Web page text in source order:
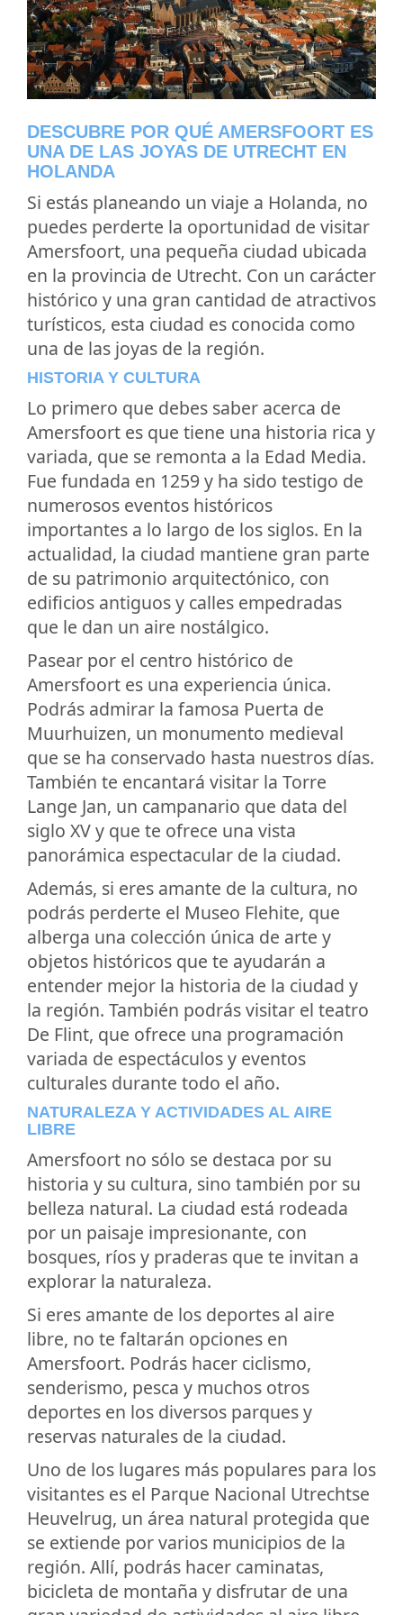
DESCUBRE POR QUÉ AMERSFOORT ES
UNA DE LAS JOYAS DE UTRECHT EN
HOLANDA
Si estás planeando un viaje a Holanda, no
puedes perderte la oportunidad de visitar
Amersfoort, una pequeña ciudad ubicada
en la provincia de Utrecht. Con un carácter
histórico y una gran cantidad de atractivos
turísticos, esta ciudad es conocida como
una de las joyas de la región.
HISTORIA Y CULTURA
Lo primero que debes saber acerca de
Amersfoort es que tiene una historia rica y
variada, que se remonta a la Edad Media.
Fue fundada en 1259 y ha sido testigo de
numerosos eventos históricos
importantes a lo largo de los siglos. En la
actualidad, la ciudad mantiene gran parte
de su patrimonio arquitectónico, con
edificios antiguos y calles empedradas
que le dan un aire nostálgico.
Pasear por el centro histórico de
Amersfoort es una experiencia única.
Podrás admirar la famosa Puerta de
Muurhuizen, un monumento medieval
que se ha conservado hasta nuestros días.
También te encantará visitar la Torre
Lange Jan, un campanario que data del
siglo XV y que te ofrece una vista
panorámica espectacular de la ciudad.
Además, si eres amante de la cultura, no
podrás perderte el Museo Flehite, que
alberga una colección única de arte y
objetos históricos que te ayudarán a
entender mejor la historia de la ciudad y
la región. También podrás visitar el teatro
De Flint, que ofrece una programación
variada de espectáculos y eventos
culturales durante todo el año.
NATURALEZA Y ACTIVIDADES AL AIRE
LIBRE
Amersfoort no sólo se destaca por su
historia y su cultura, sino también por su
belleza natural. La ciudad está rodeada
por un paisaje impresionante, con
bosques, ríos y praderas que te invitan a
explorar la naturaleza.
Si eres amante de los deportes al aire
libre, no te faltarán opciones en
Amersfoort. Podrás hacer ciclismo,
senderismo, pesca y muchos otros
deportes en los diversos parques y
reservas naturales de la ciudad.
Uno de los lugares más populares para los
visitantes es el Parque Nacional Utrechtse
Heuvelrug, un área natural protegida que
se extiende por varios municipios de la
región. Allí, podrás hacer caminatas,
bicicleta de montaña y disfrutar de una